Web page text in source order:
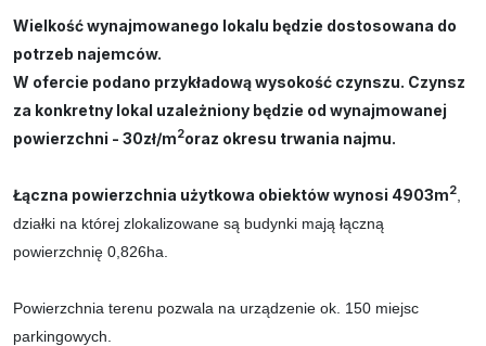
Wielkość wynajmowanego lokalu będzie dostosowana do
potrzeb najemców.
W ofercie podano przykładową wysokość czynszu. Czynsz
za konkretny lokal uzależniony będzie od wynajmowanej
powierzchni - 30zł/m2oraz okresu trwania najmu.
Łączna powierzchnia użytkowa obiektów wynosi 4903m2
działki na której zlokalizowane są budynki mają łączną
powierzchnię 0,826ha.
Powierzchnia terenu pozwala na urządzenie ok. 150 miejsc
parkingowych.